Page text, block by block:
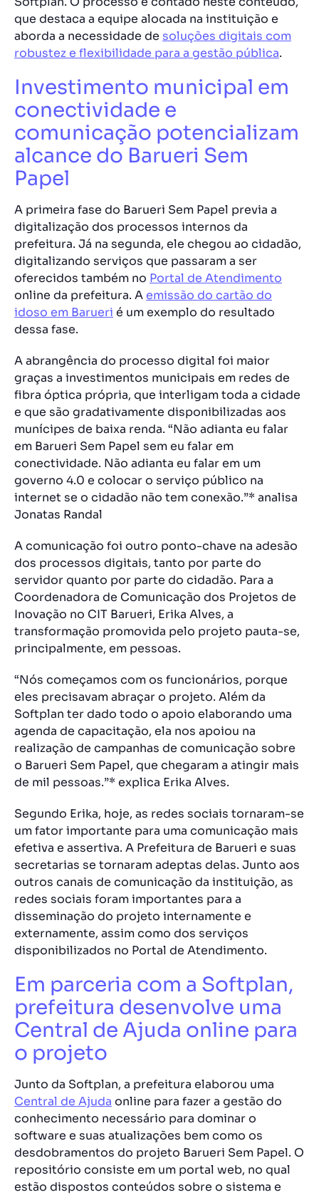
que destaca a equipe alocada na instituição e
aborda a necessidade de soluções digitais com
robustez e flexibilidade para a gestão pública.
Investimento municipal em
conectividade e
comunicação potencializam
alcance do Barueri Sem
Papel
A primeira fase do Barueri Sem Papel previa a
digitalização dos processos internos da
prefeitura. Já na segunda, ele chegou ao cidadão,
digitalizando serviços que passaram a ser
oferecidos também no Portal de Atendimento
online da prefeitura. Aemissão do cartão do
idoso em Barueri é um exemplo do resultado
dessa fase.
A abrangência do processo digital foi maior
graças a investimentos municipais em redes de
fibra óptica própria, que interligam toda a cidade
e que são gradativamente disponibilizadas aos
munícipes de baixa renda. “Não adianta eu falar
em Barueri Sem Papel sem eu falar em
conectividade. Não adianta eu falar em um
governo 4.0 e colocar o serviço público na
internet se o cidadão não tem conexão.”* analisa
Jonatas Randal
A comunicação foi outro ponto-chave na adesão
dos processos digitais, tanto por parte do
servidor quanto por parte do cidadão. Para a
Coordenadora de Comunicação dos Projetos de
Inovação no CIT Barueri, Erika Alves, a
transformação promovida pelo projeto pauta-se,
principalmente, em pessoas.
“Nós começamos com os funcionários, porque
eles precisavam abraçar o projeto. Além da
Softplan ter dado todo o apoio elaborando uma
agenda de capacitação, ela nos apoiou na
realização de campanhas de comunicação sobre
o Barueri Sem Papel, que chegaram a atingir mais
de mil pessoas.”* explica Erika Alves.
Segundo Erika, hoje, as redes sociais tornaram-se
um fator importante para uma comunicação mais
efetiva e assertiva. A Prefeitura de Barueri e suas
secretarias se tornaram adeptas delas. Junto aos
outros canais de comunicação da instituição, as
redes sociais foram importantes para a
disseminação do projeto internamente e
externamente, assim como dos serviços
disponibilizados no Portal de Atendimento.
Em parceria com a Softplan,
prefeitura desenvolve uma
Central de Ajuda online para
o projeto
Junto da Softplan, a prefeitura elaborou uma
Central de Ajuda online para fazer a gestão do
conhecimento necessário para dominar o
software e suas atualizações bem como os
desdobramentos do projeto Barueri Sem Papel. O
repositório consiste em um portal web, no qual
estão dispostos conteúdos sobre o sistema e